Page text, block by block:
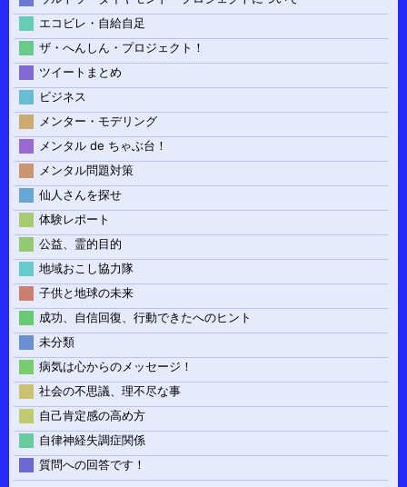
エコビレ・自給自足
ザ・へんしん・プロジェクト！
ツイートまとめ
ビジネス
メンター・モデリング
メンタル de ちゃぶ台！
メンタル問題対策
仙人さんを探せ
体験レポート
公益、霊的目的
地域おこし協力隊
子供と地球の未来
成功、自信回復、行動できたへのヒント
未分類
病気は心からのメッセージ！
社会の不思議、理不尽な事
自己肯定感の高め方
自律神経失調症関係
質問への回答です！